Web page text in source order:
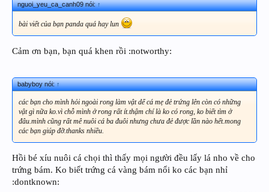
nguoi_yeu_ca_canh09 nói:↑
bài viết của bạn panda quá hay lun
Cảm ơn bạn, bạn quá khen rồi :notworthy:
babyboy nói:↑
các bạn cho mình hỏi ngoài rong làm vật dể cá mẹ đẻ trứng lên còn có những
vật gì nữa ko.vì chỗ mình ở rong rất ít.thậm chí là ko có rong, ko biết tìm ở
đâu.mình cũng rất mê nuôi cá ba đuôi nhưng chưa đẻ được lần nào hết.mong
các bạn giúp đỡ.thanks nhiều.
Hồi bé xíu nuôi cá chọi thì thấy mọi người đều lấy lá nho về cho
trứng bám. Ko biết trứng cá vàng bám nổi ko các bạn nhỉ
:dontknown: